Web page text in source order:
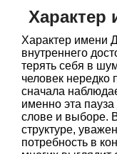
Характер
Характер имени
внутреннего
терять себя в
человек нередко
сначала
именно эта
слове и выборе.
структуре,
потребность в